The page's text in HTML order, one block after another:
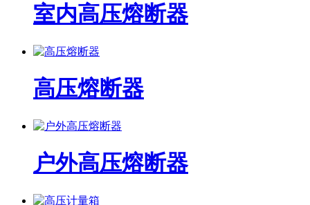
室内高压熔断器
高压熔断器
户外高压熔断器